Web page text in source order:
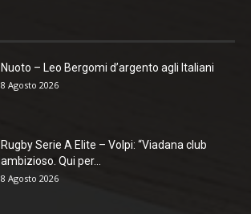
Nuoto – Leo Bergomi d’argento agli Italiani
8 Agosto 2026
Rugby Serie A Elite – Volpi: “Viadana club
ambizioso. Qui per...
8 Agosto 2026